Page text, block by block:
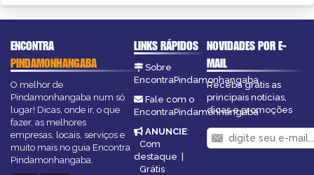
ENCONTRA
PINDAMONHANGABA
O melhor de
Pindamonhangaba num só
lugar! Dicas, onde ir, o que
fazer, as melhores
empresas, locais, serviços e
muito mais no guia Encontra
Pindamonhangaba.
LINKS RÁPIDOS
Sobre
EncontraPindamonhangaba
Fale com o
EncontraPindamonhangaba
ANUNCIE:
Com
destaque |
Grátis
NOVIDADES POR E-
MAIL
Receba grátis as
principais notícias,
dicas e promoções